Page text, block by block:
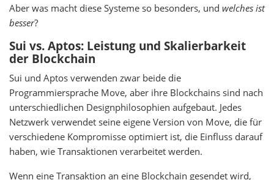
Aber was macht diese Systeme so besonders, und welches ist
besser?
Sui vs. Aptos: Leistung und Skalierbarkeit
der Blockchain
Sui und Aptos verwenden zwar beide die
Programmiersprache Move, aber ihre Blockchains sind nach
unterschiedlichen Designphilosophien aufgebaut. Jedes
Netzwerk verwendet seine eigene Version von Move, die für
verschiedene Kompromisse optimiert ist, die Einfluss darauf
haben, wie Transaktionen verarbeitet werden.
Wenn eine Transaktion an eine Blockchain gesendet wird,